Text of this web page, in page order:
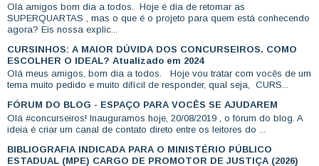
Olá amigos bom dia a todos. Hoje é dia de retomar as
SUPERQUARTAS , mas o que é o projeto para quem está conhecendo
agora? Eis nossa explic...
CURSINHOS: A MAIOR DÚVIDA DOS CONCURSEIROS. COMO
ESCOLHER O IDEAL? Atualizado em 2024
Olá meus amigos, bom dia a todos. Hoje vou tratar com vocês de um
tema muito pedido e muito difícil de responder, qual seja, CURS...
FÓRUM DO BLOG - ESPAÇO PARA VOCÊS SE AJUDAREM
Olá #concurseiros! Inauguramos hoje, 20/08/2019 , o fórum do blog. A
ideia é criar um canal de contato direto entre os leitores do ...
BIBLIOGRAFIA INDICADA PARA O MINISTÉRIO PÚBLICO
ESTADUAL (MPE) CARGO DE PROMOTOR DE JUSTIÇA (2026)